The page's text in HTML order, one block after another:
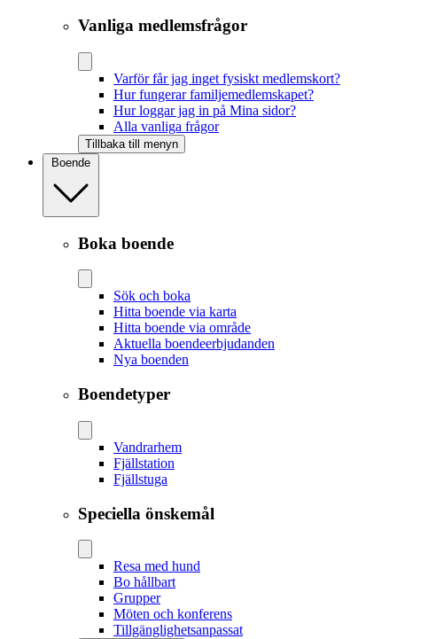
Vanliga medlemsfrågor
Varför får jag inget fysiskt medlemskort?
Hur fungerar familjemedlemskapet?
Hur loggar jag in på Mina sidor?
Alla vanliga frågor
Tillbaka till menyn
Boende
Boka boende
Sök och boka
Hitta boende via karta
Hitta boende via område
Aktuella boendeerbjudanden
Nya boenden
Boendetyper
Vandrarhem
Fjällstation
Fjällstuga
Speciella önskemål
Resa med hund
Bo hållbart
Grupper
Möten och konferens
Tillgänglighetsanpassat